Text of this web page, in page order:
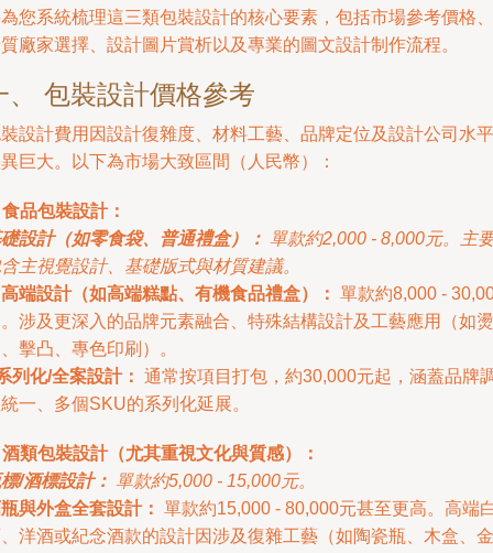
您系統梳理這三類包裝設計的核心要素，包括市場參考價格、
廠家選擇、設計圖片賞析以及專業的圖文設計制作流程。
、 包裝設計價格參考
設計費用因設計復雜度、材料工藝、品牌定位及設計公司水平
巨大。以下為市場大致區間（人民幣）：
品包裝設計：
設計（如零食袋、普通禮盒）： 單款約2,000 - 8,000元。主
主視覺設計、基礎版式與材質建議。
端設計（如高端糕點、有機食品禮盒）： 單款約8,000 -
涉及更深入的品牌元素融合、特殊結構設計及工藝應用（如燙
擊凸、專色印刷）。
列化/全案設計： 通常按項目打包，約30,000元起，涵蓋品牌
一、多個SKU的系列化延展。
類包裝設計（尤其重視文化與質感）：
/酒標設計： 單款約5,000 - 15,000元。
與外盒全套設計： 單款約15,000 - 80,000元甚至更高。高端
洋酒或紀念酒款的設計因涉及復雜工藝（如陶瓷瓶、木盒、金